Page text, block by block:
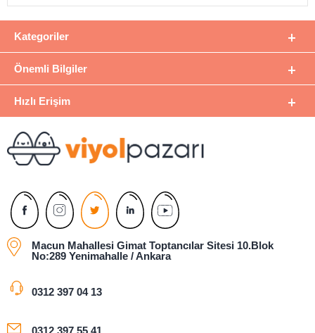
Kategoriler
Önemli Bilgiler
Hızlı Erişim
Macun Mahallesi Gimat Toptancılar Sitesi 10.Blok
No:289 Yenimahalle / Ankara
0312 397 04 13
0312 397 55 41